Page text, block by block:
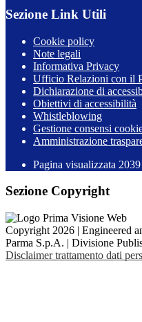
Sezione Link Utili
Cookie policy
Note legali
Informativa Privacy
Ufficio Relazioni con il
Dichiarazione di
Obiettivi di accessibilità
Whistleblowing
Gestione consensi
Amministrazione
Pagina visualizzata 2039
Sezione Copyright
Copyright 2026 | Engineered
Parma S.p.A. | Divisione
Disclaimer trattamento dati